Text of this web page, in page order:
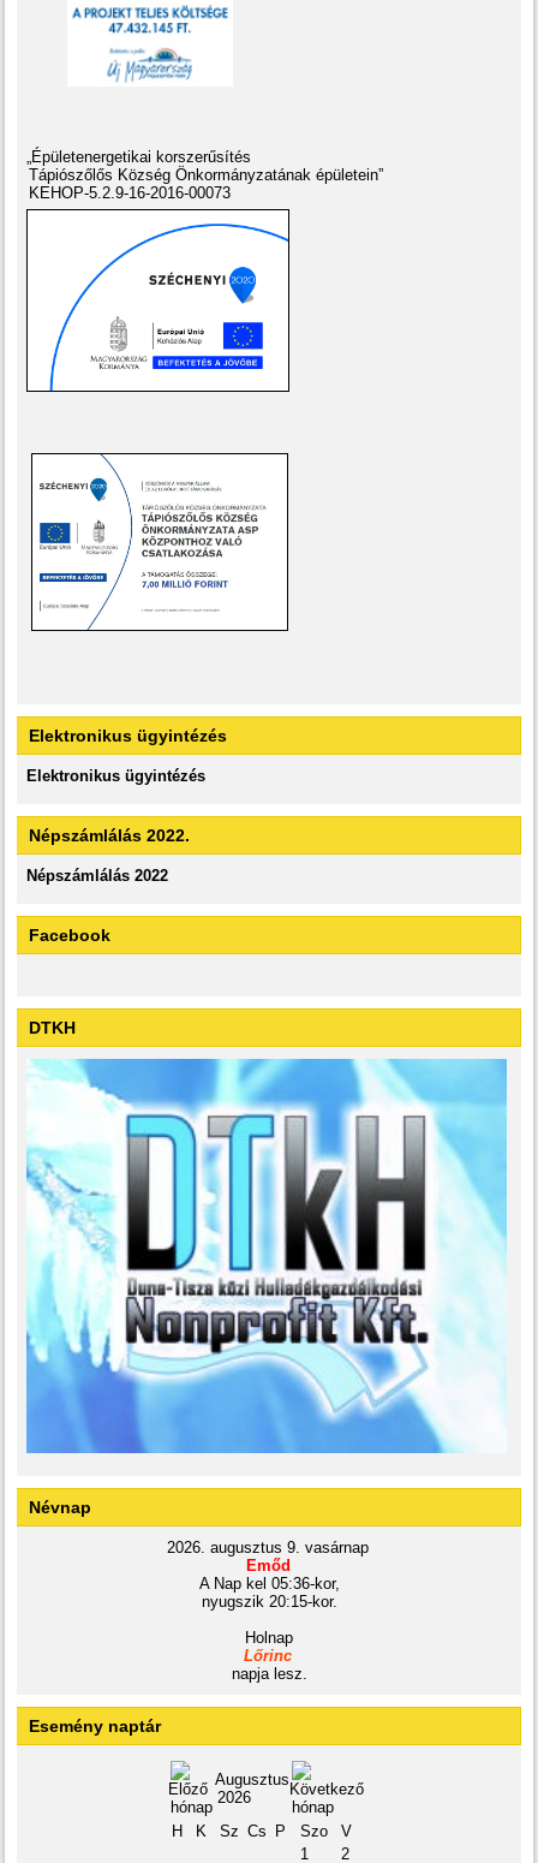
„Épületenergetikai korszerűsítés
Tápiószőlős Község Önkormányzatának épületein”
KEHOP-5.2.9-16-2016-00073
Elektronikus ügyintézés
Elektronikus ügyintézés
Népszámlálás 2022.
Népszámlálás 2022
Facebook
DTKH
Névnap
2026. augusztus 9. vasárnap
Emőd
A Nap kel 05:36-kor,
nyugszik 20:15-kor.
Holnap
Lőrinc
napja lesz.
Esemény naptár
Augusztus
2026
H
K Sz Cs P Szo
V
1
2